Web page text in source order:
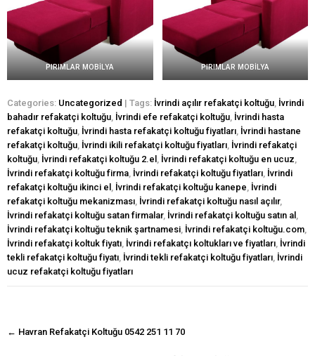
PIRIMLAR MOBİLYA PIRIMLAR MOBİLYA
Categories: Uncategorized | Tags: İvrindi açılır refakatçi koltuğu İvrindi
bahadır refakatçi koltuğu İvrindi efe refakatçi koltuğu İvrindi hasta
refakatçi koltuğu İvrindi hasta refakatçi koltuğu fiyatları İvrindi hastane
refakatçi koltuğu İvrindi ikili refakatçi koltuğu fiyatları İvrindi refakatçi
koltuğu İvrindi refakatçi koltuğu 2.el İvrindi refakatçi koltuğu en ucuz
İvrindi refakatçi koltuğu firma İvrindi refakatçi koltuğu fiyatları İvrindi
refakatçi koltuğu ikinci el
İvrindi refakatçi koltuğu kanepe İvrindi
refakatçi koltuğu mekanizması İvrindi refakatçi koltuğu nasıl açılır,
İvrindi refakatçi koltuğu satan firmalar, İvrindi refakatçi koltuğu satın al
İvrindi refakatçi koltuğu teknik şartnamesi İvrindi refakatçi koltuğu.com
İvrindi refakatçi koltuk fiyatı İvrindi refakatçı koltukları ve fiyatları İvrindi
tekli refakatçi koltuğu fiyatı İvrindi tekli refakatçi koltuğu fiyatları İvrindi
ucuz refakatçi koltuğu fiyatları
navigasyon
← Havran Refakatçi Koltuğu 0542 251 11 70